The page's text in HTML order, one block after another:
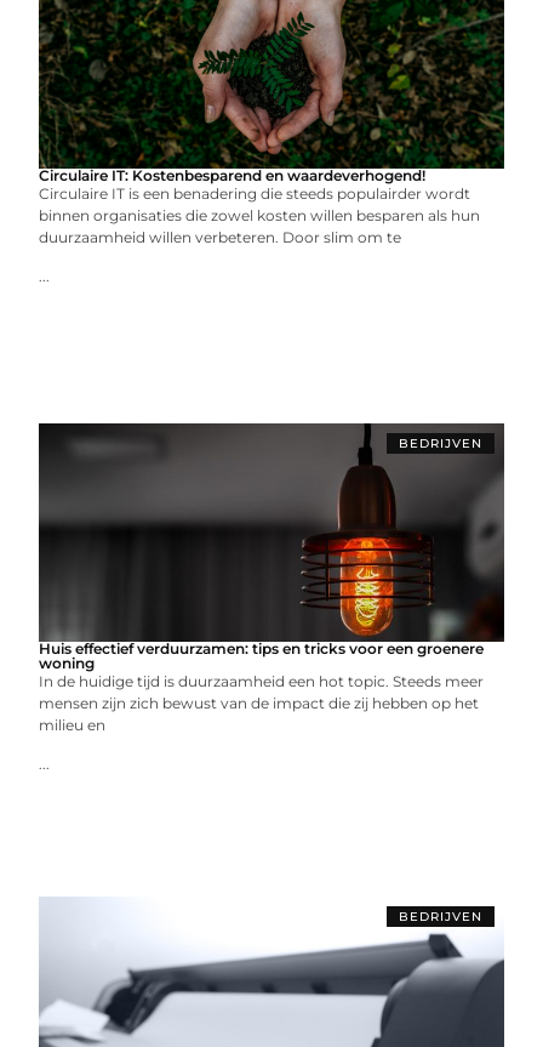
Circulaire IT: Kostenbesparend en waardeverhogend!
Circulaire IT is een benadering die steeds populairder wordt
binnen organisaties die zowel kosten willen besparen als hun
duurzaamheid willen verbeteren. Door slim om te
...
BEDRIJVEN
Huis effectief verduurzamen: tips en tricks voor een groenere
woning
In de huidige tijd is duurzaamheid een hot topic. Steeds meer
mensen zijn zich bewust van de impact die zij hebben op het
milieu en
...
BEDRIJVEN